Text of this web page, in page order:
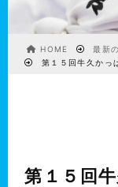
HOME
最新
第１５回牛久かっ
第１５回